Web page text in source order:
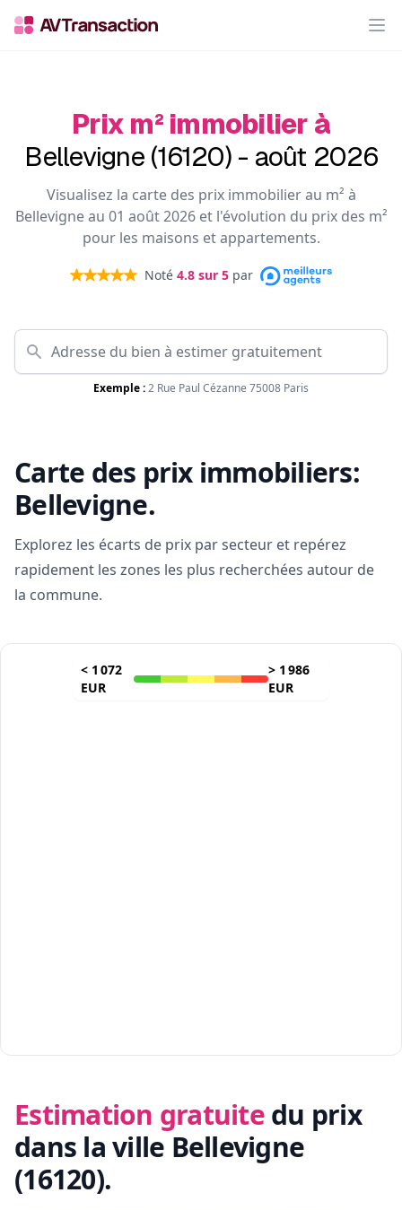
Prix m² immobilier à
Bellevigne (16120) - août 2026
Visualisez la carte des prix immobilier au m² à
Bellevigne au 01 août 2026 et l'évolution du prix des m²
pour les maisons et appartements.
Noté 4.8 sur 5 par
Exemple :2 Rue Paul Cézanne 75008 Paris
Carte des prix immobiliers:
Bellevigne.
Explorez les écarts de prix par secteur et repérez
rapidement les zones les plus recherchées autour de
la commune.
< 1 072
EUR
> 1 986
EUR
Estimation gratuite du prix
dans la ville Bellevigne
(16120).